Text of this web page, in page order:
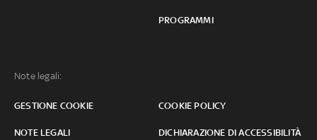
PROGRAMMI
Note legali:
GESTIONE COOKIE COOKIE POLICY
NOTE LEGALI DICHIARAZIONE DI ACCESSIBILITÀ